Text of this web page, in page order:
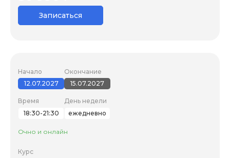
Записаться
Начало
12.07.2027
Окончание
15.07.2027
Время
18:30-21:30
День недели
ежедневно
Очно и онлайн
Курс